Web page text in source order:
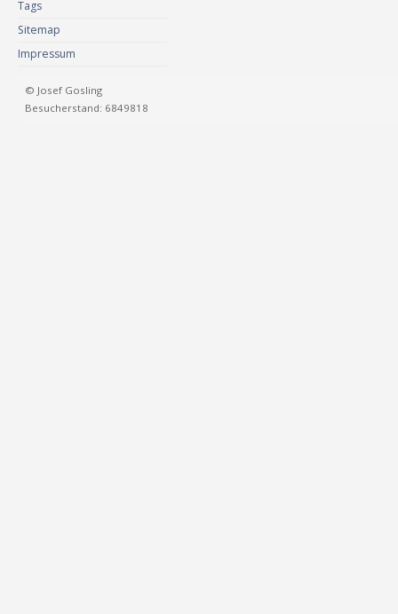
Tags
Sitemap
Impressum
© Josef Gosling
Besucherstand: 6849818